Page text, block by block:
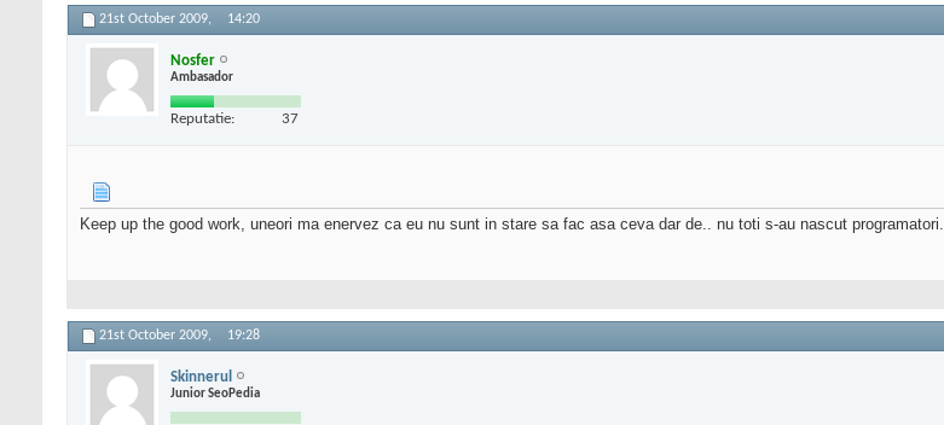
21st October 2009, 14:20
Nosfer
Ambasador
Reputatie: 37
Keep up the good work, uneori ma enervez ca eu nu sunt in stare sa fac asa ceva dar de.. nu toti s-au nascut programatori.
21st October 2009, 19:28
Skinnerul
Junior SeoPedia